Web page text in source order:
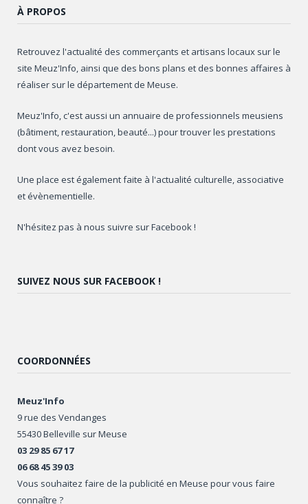
À PROPOS
Retrouvez l'actualité des commerçants et artisans locaux sur le
site Meuz'Info, ainsi que des bons plans et des bonnes affaires à
réaliser sur le département de Meuse.
Meuz'Info, c'est aussi un annuaire de professionnels meusiens
(bâtiment, restauration, beauté...) pour trouver les prestations
dont vous avez besoin.
Une place est également faite à l'actualité culturelle, associative
et évènementielle.
N'hésitez pas à nous suivre sur Facebook !
SUIVEZ NOUS SUR FACEBOOK !
COORDONNÉES
Meuz'Info
9 rue des Vendanges
55430 Belleville sur Meuse
03 29 85 67 17
06 68 45 39 03
Vous souhaitez faire de la publicité en Meuse pour vous faire
connaître ?